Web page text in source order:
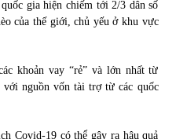
xếp hạng tín nhiệm của
30/5/2022: Top 10 cổ phiếu nổi bật
gia hiện chiếm tới 2/3 dân số
của thế giới, chủ yếu ở khu vực
khoản vay “rẻ” và lớn nhất từ
nguồn vốn tài trợ từ các quốc
Covid-19 có thể gây ra hậu quả